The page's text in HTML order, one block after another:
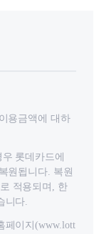
용금액에 대하
롯데카드에
원됩니다. 복원
적용되며, 한
니다.
페이지(www.lott